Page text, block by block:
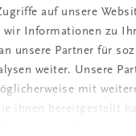
auf unsere
wir Informationen zu
unsere Partner für
weiter. Unsere
mit
ihnen bereitgestellt